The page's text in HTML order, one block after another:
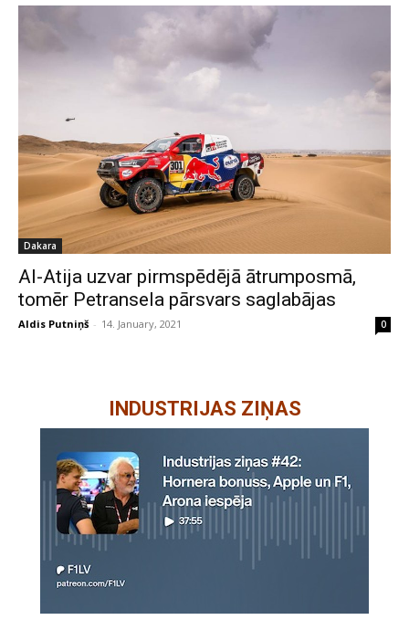
Dakara
Al-Atija uzvar pirmspēdējā ātrumposmā,
tomēr Petransela pārsvars saglabājas
Aldis Putniņš - 14. January, 2021 0
INDUSTRIJAS ZIŅAS